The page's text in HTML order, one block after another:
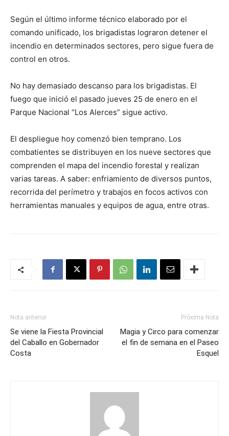
Según el último informe técnico elaborado por el
comando unificado, los brigadistas lograron detener el
incendio en determinados sectores, pero sigue fuera de
control en otros.
No hay demasiado descanso para los brigadistas. El
fuego que inició el pasado jueves 25 de enero en el
Parque Nacional “Los Alerces” sigue activo.
El despliegue hoy comenzó bien temprano. Los
combatientes se distribuyen en los nueve sectores que
comprenden el mapa del incendio forestal y realizan
varias tareas. A saber: enfriamiento de diversos puntos,
recorrida del perímetro y trabajos en focos activos con
herramientas manuales y equipos de agua, entre otras.
Nota anterior
Se viene la Fiesta Provincial
del Caballo en Gobernador
Costa
Próxima Nota
Magia y Circo para comenzar
el fin de semana en el Paseo
Esquel